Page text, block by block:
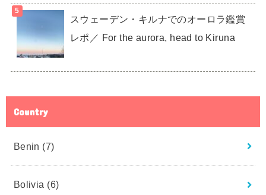
スウェーデン・キルナでのオーロラ鑑賞
レポ／ For the aurora, head to Kiruna
Country
Benin (7)
Bolivia (6)